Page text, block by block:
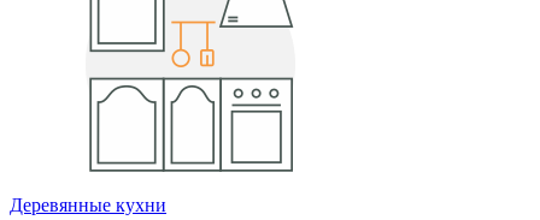
Деревянные кухни